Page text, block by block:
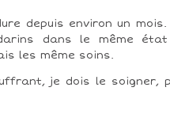
depuis environ un mois.
dans le même
les même soins.
je dois le soigner,